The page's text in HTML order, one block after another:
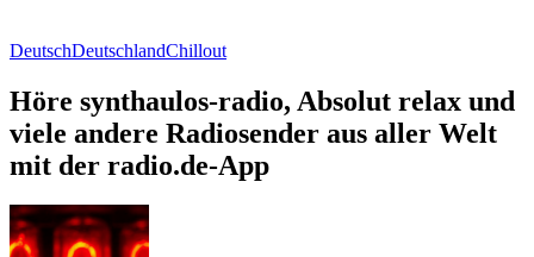
DeutschDeutschlandChillout
Höre synthaulos-radio, Absolut relax und
viele andere Radiosender aus aller Welt
mit der radio.de-App